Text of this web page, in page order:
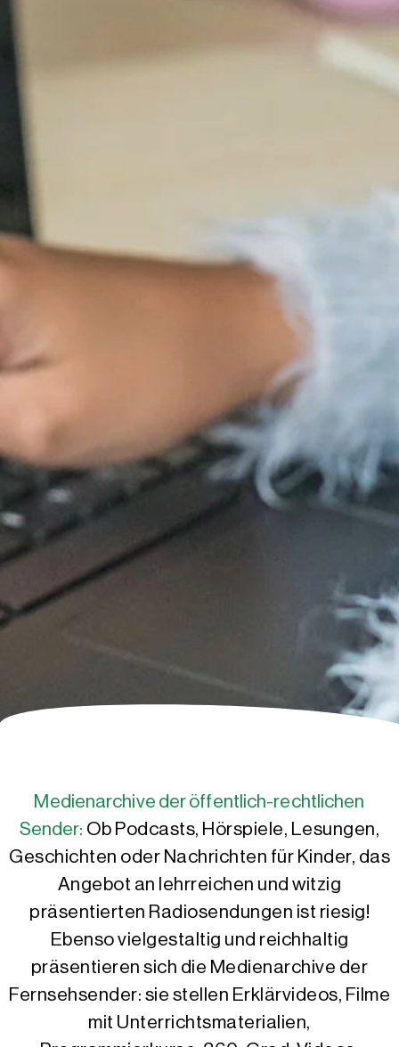
Medienarchive der öffentlich-rechtlichen
Sender: Ob Podcasts, Hörspiele, Lesungen,
Geschichten oder Nachrichten für Kinder, das
Angebot an lehrreichen und witzig
präsentierten Radiosendungen ist riesig!
Ebenso vielgestaltig und reichhaltig
präsentieren sich die Medienarchive der
Fernsehsender: sie stellen Erklärvideos, Filme
mit Unterrichtsmaterialien,